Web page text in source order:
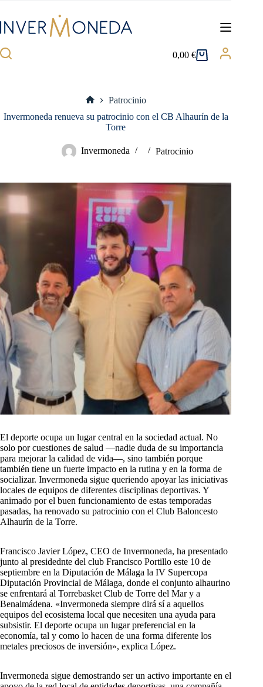
contenido
Carro
0,00€
Patrocinio
Invermoneda renueva su patrocinio con el CB Alhaurín de la
Torre
Invermoneda Patrocinio
El deporte ocupa un lugar central en la sociedad actual. No
solo por cuestiones de salud —nadie duda de su importancia
para mejorar la calidad de vida—, sino también porque
también tiene un fuerte impacto en la rutina y en la forma de
socializar. Invermoneda sigue queriendo apoyar las iniciativas
locales de equipos de diferentes disciplinas deportivas. Y
animado por el buen funcionamiento de estas temporadas
pasadas, ha renovado su patrocinio con el Club Baloncesto
Alhaurín de la Torre.
Francisco Javier López, CEO de Invermoneda, ha presentado
junto al presidednte del club Francisco Portillo este 10 de
septiembre en la Diputación de Málaga la IV Supercopa
Diputación Provincial de Málaga, donde el conjunto alhaurino
se enfrentará al Torrebasket Club de Torre del Mar y a
Benalmádena. «Invermoneda siempre dirá sí a aquellos
equipos del ecosistema local que necesiten una ayuda para
subsistir. El deporte ocupa un lugar preferencial en la
economía, tal y como lo hacen de una forma diferente los
metales preciosos de inversión», explica López.
Invermoneda sigue demostrando ser un activo importante en el